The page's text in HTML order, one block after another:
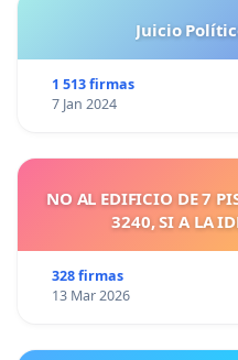
Juicio
1 513 firmas
7 Jan 2024
NO AL EDIFICIO DE 7
3240, SI A LA
328 firmas
13 Mar 2026